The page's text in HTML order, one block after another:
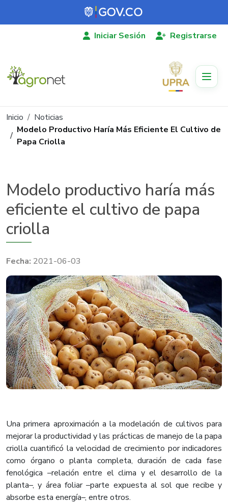
Pasar al contenido principal
Iniciar Sesión Registrarse
Ruta de navegación
Inicio
Noticias
Modelo Productivo Haría Más Eficiente El Cultivo de
Papa Criolla
Modelo productivo haría más
eficiente el cultivo de papa
criolla
2021-06-03
Una primera aproximación a la modelación de cultivos para
mejorar la productividad y las prácticas de manejo de la papa
criolla cuantificó la velocidad de crecimiento por indicadores
como órgano o planta completa, duración de cada fase
fenológica –relación entre el clima y el desarrollo de la
planta–, y área foliar –parte expuesta al sol que recibe y
absorbe esta energía–, entre otros.